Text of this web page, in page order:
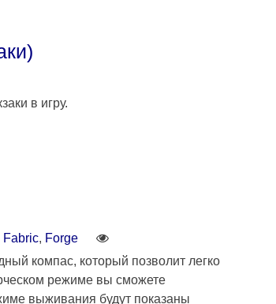
в игру.
Fabric, Forge
компас, который позволит легко
режиме вы сможете
выживания будут показаны